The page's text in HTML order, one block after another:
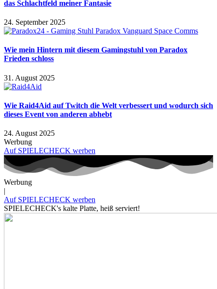
das Schlachtfeld meiner Fantasie
24. September 2025
Wie mein Hintern mit diesem Gamingstuhl von Paradox
Frieden schloss
31. August 2025
Wie Raid4Aid auf Twitch die Welt verbessert und wodurch sich
dieses Event von anderen abhebt
24. August 2025
Werbung
Auf SPIELECHECK werben
Werbung
|
Auf SPIELECHECK werben
SPIELECHECK's kalte Platte, heiß serviert!